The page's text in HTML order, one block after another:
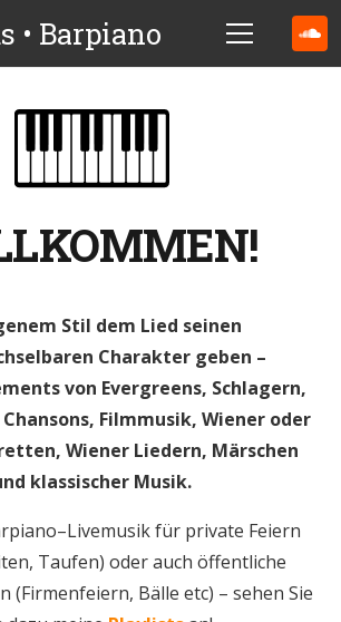
• Barpiano
Stil dem Lied seinen
Charakter geben –
von Evergreens, Schlagern,
Filmmusik, Wiener oder
Wiener Liedern, Märschen
klassischer Musik.
für private Feiern
Taufen) oder auch öffentliche
(Firmenfeiern, Bälle etc) – sehen Sie